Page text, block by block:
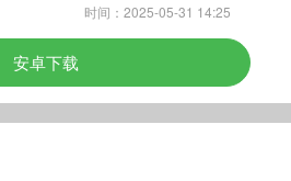
时间：2025-05-31 14:25
安卓下载